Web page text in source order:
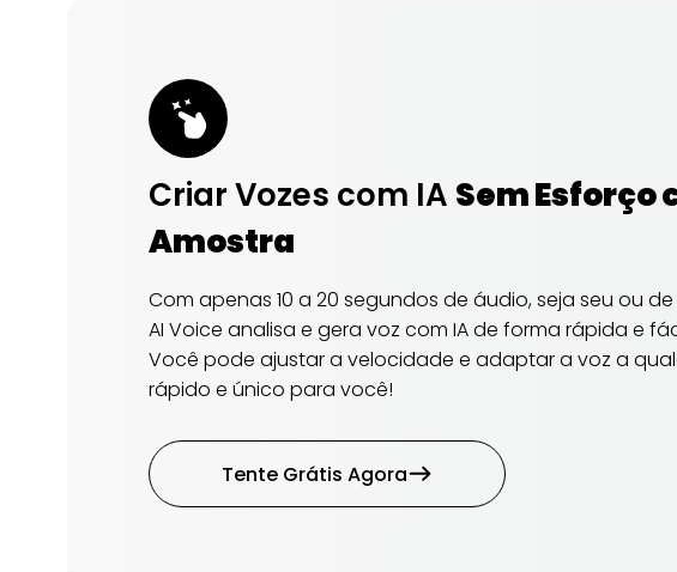
Criar Vozes com IA Sem Esforço
Amostra
Com apenas 10 a 20 segundos de áudio, seja seu ou
AI Voice analisa e gera voz com IA de forma rápida e
Você pode ajustar a velocidade e adaptar a voz a
rápido e único para você!
Tente Grátis Agora